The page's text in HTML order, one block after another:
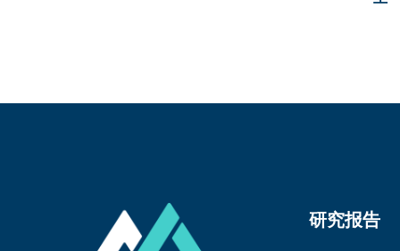
研究报告